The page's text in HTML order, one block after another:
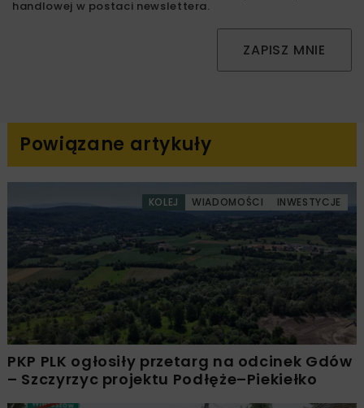
handlowej w postaci newslettera.
ZAPISZ MNIE
Powiązane artykuły
KOLEJ WIADOMOŚCI INWESTYCJE
PKP PLK ogłosiły przetarg na odcinek Gdów
– Szczyrzyc projektu Podłęże–Piekiełko